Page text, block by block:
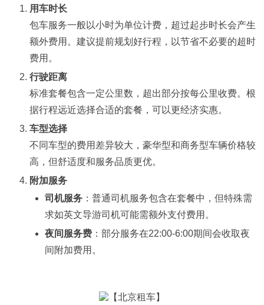
用车时长
包车服务一般以小时为单位计费，超过起步时长会产生
额外费用。建议提前规划好行程，以节省不必要的超时
费用。
行驶距离
标准套餐包含一定公里数，超出部分按每公里收费。根
据行程远近选择合适的套餐，可以更经济实惠。
车型选择
不同车型的费用差异较大，豪华型和商务型车辆价格较
高，但舒适度和服务品质更优。
附加服务
司机服务：普通司机服务包含在套餐中，但特殊需
求如英文导游司机可能需额外支付费用。
夜间服务费：部分服务在22:00-6:00期间会收取夜
间附加费用。